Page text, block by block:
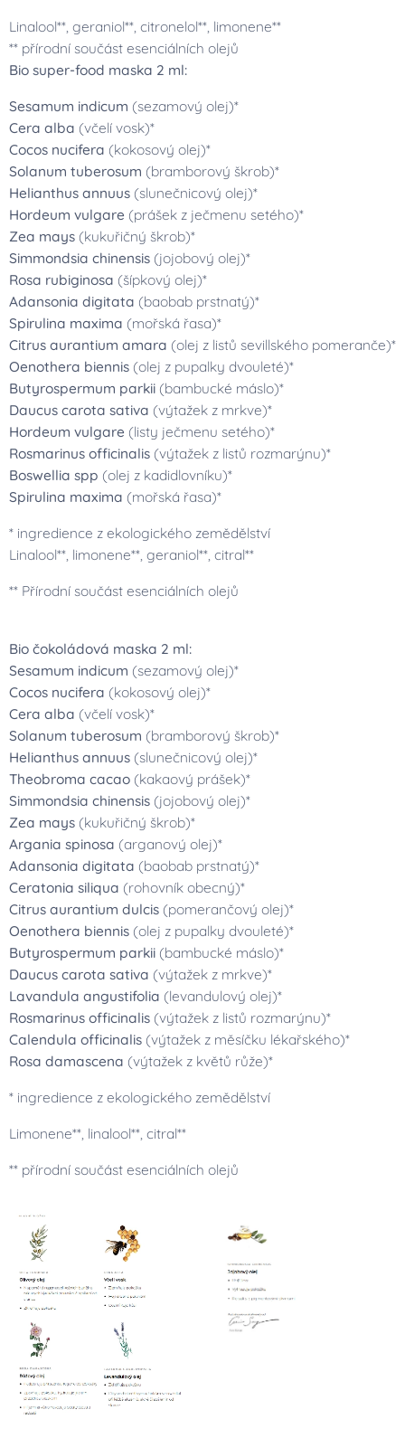
Linalool**, geraniol**, citronelol**, limonene**
** přírodní součást esenciálních olejů
Bio super-food maska 2 ml:
Sesamum indicum (sezamový olej)*
Cera alba (včelí vosk)*
Cocos nucifera (kokosový olej)*
Solanum tuberosum (bramborový škrob)*
Helianthus annuus (slunečnicový olej)*
Hordeum vulgare (prášek z ječmenu setého)*
Zea mays (kukuřičný škrob)*
Simmondsia chinensis (jojobový olej)*
Rosa rubiginosa (šípkový olej)*
Adansonia digitata (baobab prstnatý)*
Spirulina maxima (mořská řasa)*
Citrus aurantium amara (olej z listů sevillského pomeranče)*
Oenothera biennis (olej z pupalky dvouleté)*
Butyrospermum parkii (bambucké máslo)*
Daucus carota sativa (výtažek z mrkve)*
Hordeum vulgare (listy ječmenu setého)*
Rosmarinus officinalis (výtažek z listů rozmarýnu)*
Boswellia spp (olej z kadidlovníku)*
Spirulina maxima (mořská řasa)*
* ingredience z ekologického zemědělství
Linalool**, limonene**, geraniol**, citral**
** Přírodní součást esenciálních olejů
Bio čokoládová maska 2 ml:
Sesamum indicum (sezamový olej)*
Cocos nucifera (kokosový olej)*
Cera alba (včelí vosk)*
Solanum tuberosum (bramborový škrob)*
Helianthus annuus (slunečnicový olej)*
Theobroma cacao (kakaový prášek)*
Simmondsia chinensis (jojobový olej)*
Zea mays (kukuřičný škrob)*
Argania spinosa (arganový olej)*
Adansonia digitata (baobab prstnatý)*
Ceratonia siliqua (rohovník obecný)*
Citrus aurantium dulcis (pomerančový olej)*
Oenothera biennis (olej z pupalky dvouleté)*
Butyrospermum parkii (bambucké máslo)*
Daucus carota sativa (výtažek z mrkve)*
Lavandula angustifolia (levandulový olej)*
Rosmarinus officinalis (výtažek z listů rozmarýnu)*
Calendula officinalis (výtažek z měsíčku lékařského)*
Rosa damascena (výtažek z květů růže)*
* ingredience z ekologického zemědělství
Limonene**, linalool**, citral**
** přírodní součást esenciálních olejů